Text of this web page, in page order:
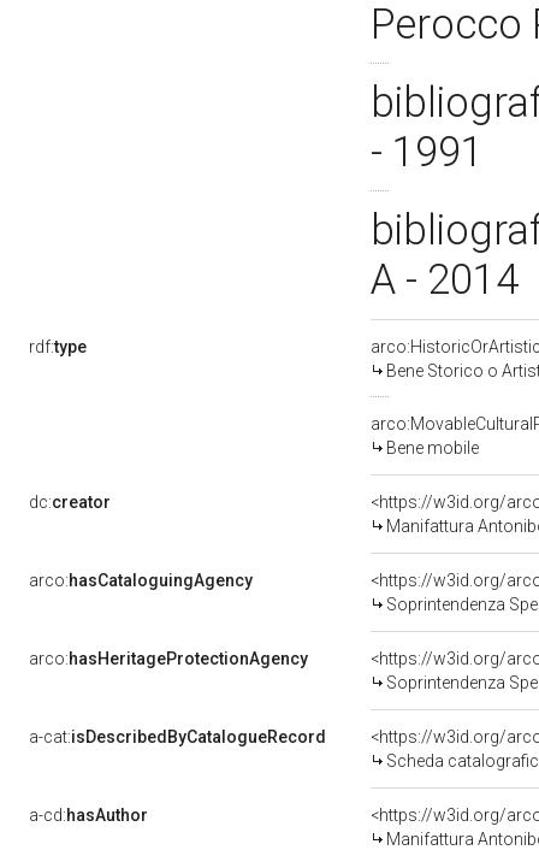
Perocco
- 1991
A - 2014
rdf:type
Bene Storico o
Bene mobile
dc:creator
<https://w3id.org/
Manifattura
arco:hasCataloguingAgency
<https://w3id.org/
Soprintendenza Speciale per
arco:hasHeritageProtectionAgency
<https://w3id.org/
Soprintendenza Speciale per
a-cat:isDescribedByCatalogueRecord
<https://w3id.org/
Scheda
a-cd:hasAuthor
<https://w3id.org/
Manifattura